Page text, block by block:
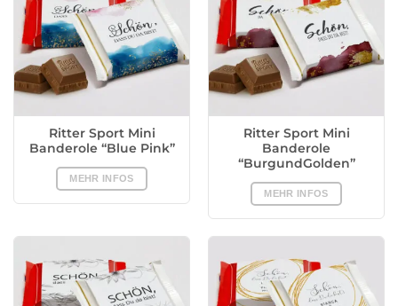
Ritter Sport Mini
Banderole “Blue Pink”
MEHR INFOS
Ritter Sport Mini
Banderole
“BurgundGolden”
MEHR INFOS